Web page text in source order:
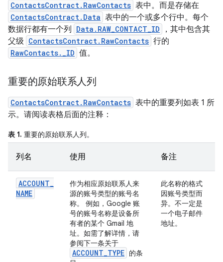
ContactsContract.RawContacts 表中。而是存储在
ContactsContract.Data 表中的一个或多个行中。每个
数据行都有一个列
Data.RAW_CONTACT_ID
，其中包含其
父级 ContactsContract.RawContacts 行的
RawContacts._ID 值。
重要的原始联系人列
ContactsContract.RawContacts 表中的重要列如表 1 所
示。请阅读表格后面的注释：
表 1. 重要的原始联系人列。
列名 使用 备注
ACCOUNT_
NAME
作为相应原始联系人来
源的账号类型的账号名
称。 例如，Google 账
号的账号名称是设备所
有者的某个 Gmail 地
址。如需了解详情，请
参阅下一条关于
ACCOUNT_TYPE 的条
此名称的格式
因账号类型而
异。不一定是
一个电子邮件
地址。